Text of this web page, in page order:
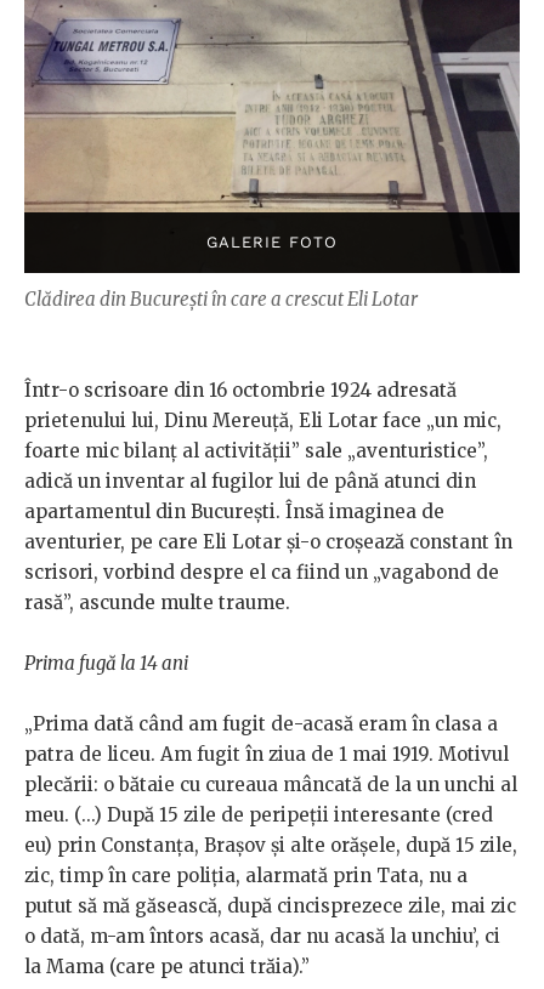
Clădirea din București în care a crescut Eli Lotar
Într-o scrisoare din 16 octombrie 1924 adresată
prietenului lui, Dinu Mereuță, Eli Lotar face „un mic,
foarte mic bilanț al activității” sale „aventuristice”,
adică un inventar al fugilor lui de până atunci din
apartamentul din București. Însă imaginea de
aventurier, pe care Eli Lotar și-o croșează constant în
scrisori, vorbind despre el ca fiind un „vagabond de
rasă”, ascunde multe traume.
Prima fugă la 14 ani
„Prima dată când am fugit de-acasă eram în clasa a
patra de liceu. Am fugit în ziua de 1 mai 1919. Motivul
plecării: o bătaie cu cureaua mâncată de la un unchi al
meu. (...) După 15 zile de peripeții interesante (cred
eu) prin Constanța, Brașov și alte orășele, după 15 zile,
zic, timp în care poliția, alarmată prin Tata, nu a
putut să mă găsească, după cincisprezece zile, mai zic
o dată, m-am întors acasă, dar nu acasă la unchiu’, ci
la Mama (care pe atunci trăia).”